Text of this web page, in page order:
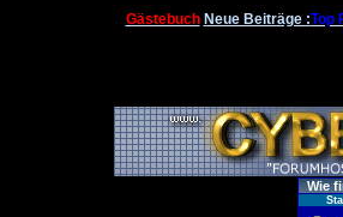
Gästebuch Neue Beiträge :Top